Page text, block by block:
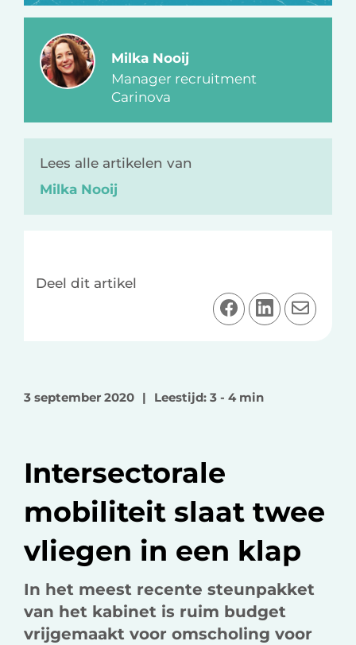
Milka Nooij
Manager recruitment
Carinova
Lees alle artikelen van
Milka Nooij
Deel dit artikel
D
e
o
b
o
o
D
e
e
I
D
e
a
3 september 2020 | Leestijd: 3 - 4 min
Intersectorale
mobiliteit slaat twee
vliegen in een klap
In het meest recente steunpakket
van het kabinet is ruim budget
vrijgemaakt voor omscholing voor